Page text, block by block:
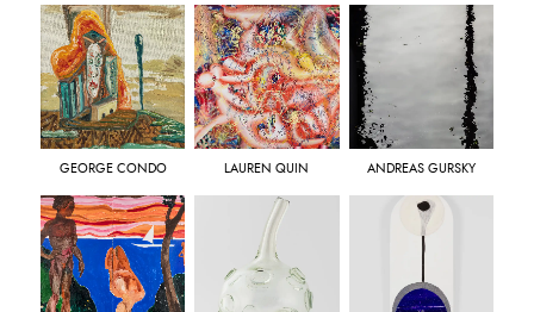
GEORGE CONDO LAUREN QUIN ANDREAS GURSKY